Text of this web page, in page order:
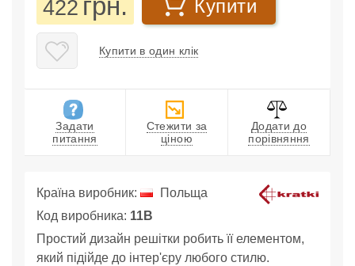
422 грн. Купити
Купити в один клік
Задати
питання
Стежити за
ціною
Додати до
порівняння
Країна виробник:
Польща
Код виробника: 11B
Простий дизайн решітки робить її елементом,
який підійде до інтер'єру любого стилю.